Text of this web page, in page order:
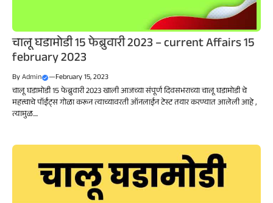
चालू घडामोडी 15 फेब्रुवारी 2023 – current Affairs 15
february 2023
ByAdmin —February 15, 2023
चालू घडामोडी 15 फेब्रुवारी 2023 खाली आजच्या संपूर्ण दिवसभराच्या चालू घडामोडी चे
महत्त्वाचे पॉईंट्स गोळा करून त्याच्यावरती ऑनलाईन टेस्ट तयार करण्यात आलेली आहे ,
त्यामुळ....